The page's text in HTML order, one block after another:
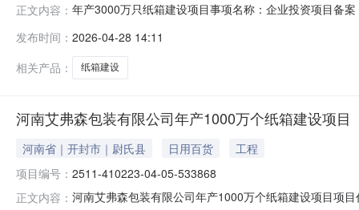
正文内容： 年产3000万只纸箱建设项目事项名称：企业投资项目备
发布时间： 2026-04-28 14:11
相关产品：
纸箱建设
河南艾弗森包装有限公司年产1000万个纸箱建设项目
河南省｜开封市｜尉氏县 日用百货
工程
项目编号： 2511-410223-04-05-533868
正文内容： 河南艾弗森包装有限公司年产1000万个纸箱建设项目项